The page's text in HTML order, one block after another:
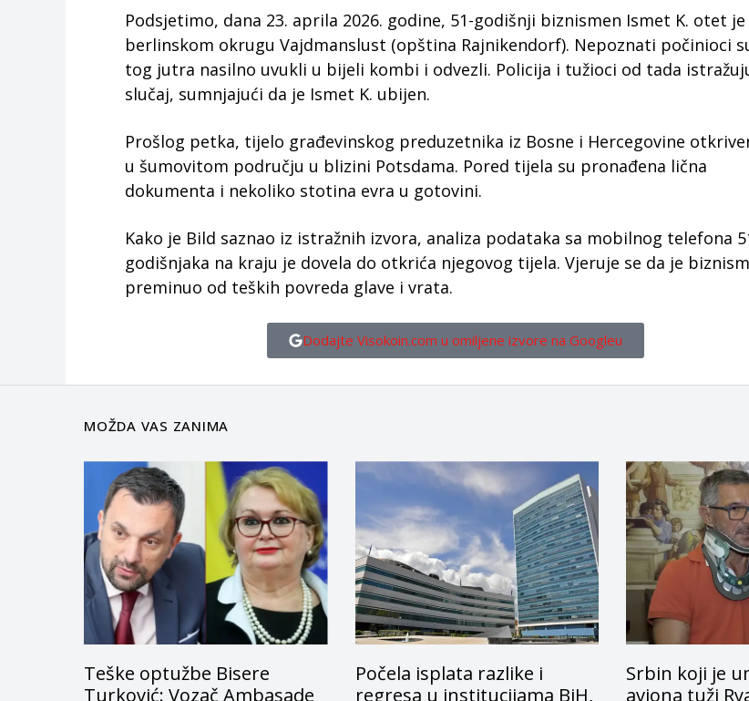
Podsjetimo, dana 23. aprila 2026. godine, 51-godišnji biznismen Ismet K. otet je
berlinskom okrugu Vajdmanslust (opština Rajnikendorf). Nepoznati počinioci
tog jutra nasilno uvukli u bijeli kombi i odvezli. Policija i tužioci od tada
slučaj, sumnjajući da je Ismet K. ubijen.
Prošlog petka, tijelo građevinskog preduzetnika iz Bosne i Hercegovine
u šumovitom području u blizini Potsdama. Pored tijela su pronađena lična
dokumenta i nekoliko stotina evra u gotovini.
Kako je Bild saznao iz istražnih izvora, analiza podataka sa mobilnog telefona
godišnjaka na kraju je dovela do otkrića njegovog tijela. Vjeruje se da je
preminuo od teških povreda glave i vrata.
Dodajte Visokoin.com u omiljene izvore na Googleu
MOŽDA VAS ZANIMA
Teške optužbe Bisere
Turković: Vozač Ambasade
Počela isplata razlike i
regresa u institucijama BiH,
Srbin koji je
aviona tuži